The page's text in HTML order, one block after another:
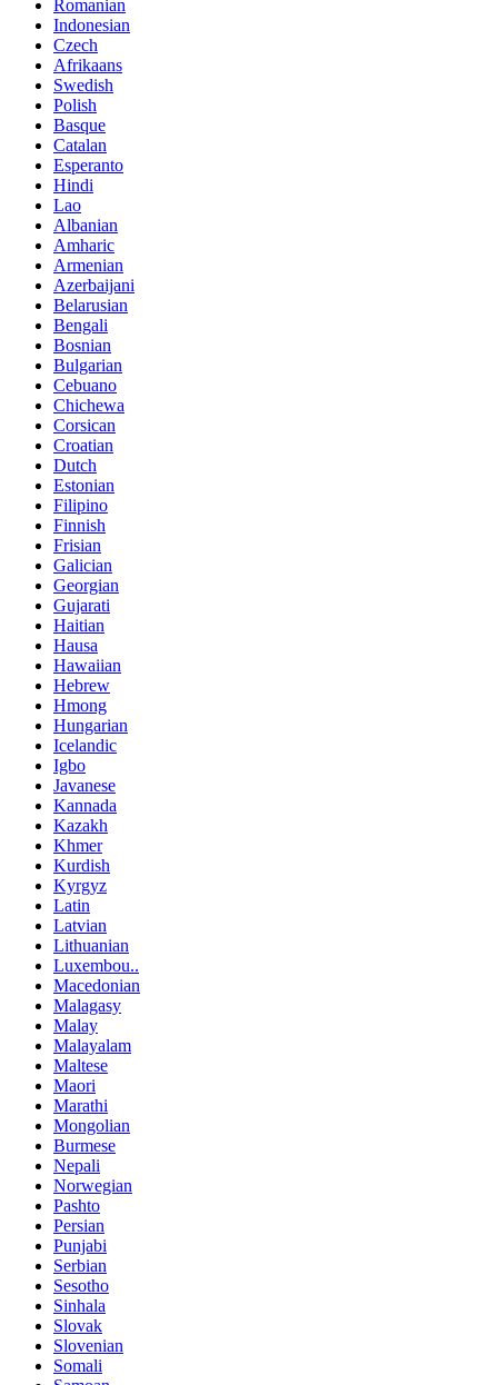
Romanian
Indonesian
Czech
Afrikaans
Swedish
Polish
Basque
Catalan
Esperanto
Hindi
Lao
Albanian
Amharic
Armenian
Azerbaijani
Belarusian
Bengali
Bosnian
Bulgarian
Cebuano
Chichewa
Corsican
Croatian
Dutch
Estonian
Filipino
Finnish
Frisian
Galician
Georgian
Gujarati
Haitian
Hausa
Hawaiian
Hebrew
Hmong
Hungarian
Icelandic
Igbo
Javanese
Kannada
Kazakh
Khmer
Kurdish
Kyrgyz
Latin
Latvian
Lithuanian
Luxembou..
Macedonian
Malagasy
Malay
Malayalam
Maltese
Maori
Marathi
Mongolian
Burmese
Nepali
Norwegian
Pashto
Persian
Punjabi
Serbian
Sesotho
Sinhala
Slovak
Slovenian
Somali